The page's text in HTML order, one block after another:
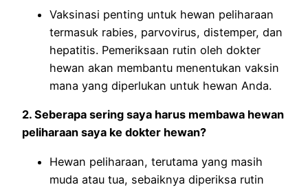
Vaksinasi penting untuk hewan peliharaan
termasuk rabies, parvovirus, distemper, dan
hepatitis. Pemeriksaan rutin oleh dokter
hewan akan membantu menentukan vaksin
mana yang diperlukan untuk hewan Anda.
2. Seberapa sering saya harus membawa hewan
peliharaan saya ke dokter hewan?
Hewan peliharaan, terutama yang masih
muda atau tua, sebaiknya diperiksa rutin